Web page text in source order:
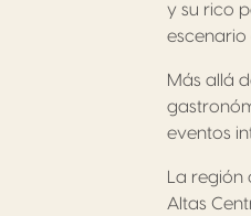
y su rico
escenario
Más allá
eventos
La
Altas